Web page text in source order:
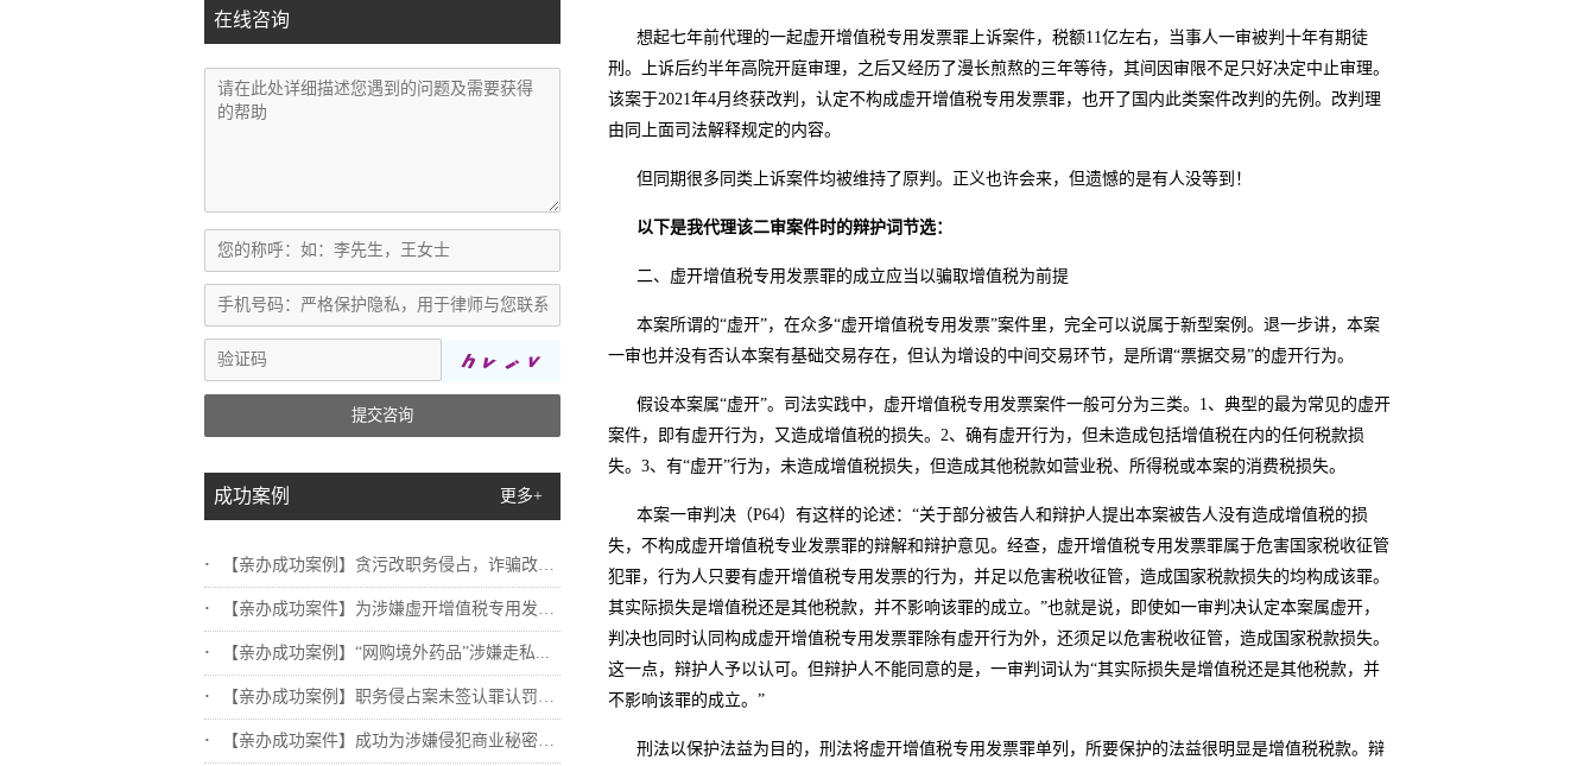
在线咨询
提交咨询
成功案例 更多+
【亲办成功案例】贪污改职务侵占，诈骗改挪...
【亲办成功案件】为涉嫌虚开增值税专用发票...
【亲办成功案例】“网购境外药品”涉嫌走私...
【亲办成功案例】职务侵占案未签认罪认罚，...
【亲办成功案件】成功为涉嫌侵犯商业秘密罪...
想起七年前代理的一起虚开增值税专用发票罪上诉案件，税额11亿左右，当事人一审被判十年有期徒
刑。上诉后约半年高院开庭审理，之后又经历了漫长煎熬的三年等待，其间因审限不足只好决定中止审理。
该案于2021年4月终获改判，认定不构成虚开增值税专用发票罪，也开了国内此类案件改判的先例。改判理
由同上面司法解释规定的内容。
但同期很多同类上诉案件均被维持了原判。正义也许会来，但遗憾的是有人没等到！
以下是我代理该二审案件时的辩护词节选：
二、虚开增值税专用发票罪的成立应当以骗取增值税为前提
本案所谓的“虚开”，在众多“虚开增值税专用发票”案件里，完全可以说属于新型案例。退一步讲，本案
一审也并没有否认本案有基础交易存在，但认为增设的中间交易环节，是所谓“票据交易”的虚开行为。
假设本案属“虚开”。司法实践中，虚开增值税专用发票案件一般可分为三类。1、典型的最为常见的虚开
案件，即有虚开行为，又造成增值税的损失。2、确有虚开行为，但未造成包括增值税在内的任何税款损
失。3、有“虚开”行为，未造成增值税损失，但造成其他税款如营业税、所得税或本案的消费税损失。
本案一审判决（P64）有这样的论述：“关于部分被告人和辩护人提出本案被告人没有造成增值税的损
失，不构成虚开增值税专业发票罪的辩解和辩护意见。经查，虚开增值税专用发票罪属于危害国家税收征管
犯罪，行为人只要有虚开增值税专用发票的行为，并足以危害税收征管，造成国家税款损失的均构成该罪。
其实际损失是增值税还是其他税款，并不影响该罪的成立。”也就是说，即使如一审判决认定本案属虚开，
判决也同时认同构成虚开增值税专用发票罪除有虚开行为外，还须足以危害税收征管，造成国家税款损失。
这一点，辩护人予以认可。但辩护人不能同意的是，一审判词认为“其实际损失是增值税还是其他税款，并
不影响该罪的成立。”
刑法以保护法益为目的，刑法将虚开增值税专用发票罪单列，所要保护的法益很明显是增值税税款。辩